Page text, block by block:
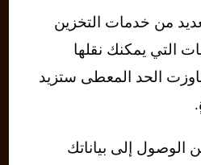
من خدمات التخزين
التي يمكنك نقلها
تجاوزت الحد المعطى ستزيد
الوصول إلى بياناتك